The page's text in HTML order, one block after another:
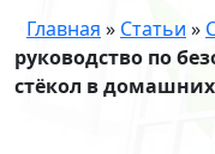
Главная » Статьи »
руководство по
стёкол в